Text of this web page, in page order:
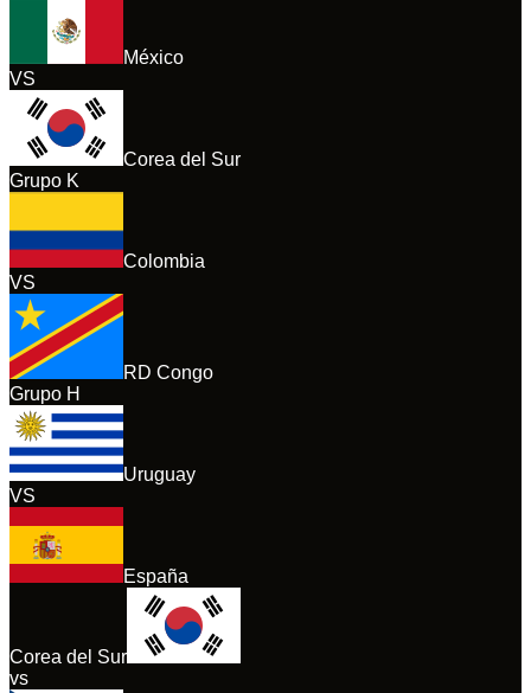
México
VS
Corea del Sur
Grupo K
Colombia
VS
RD Congo
Grupo H
Uruguay
VS
España
Corea del Sur
vs